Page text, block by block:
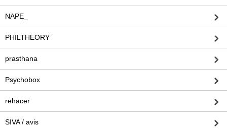
NAPE_
PHILTHEORY
prasthana
Psychobox
rehacer
SIVA / avis